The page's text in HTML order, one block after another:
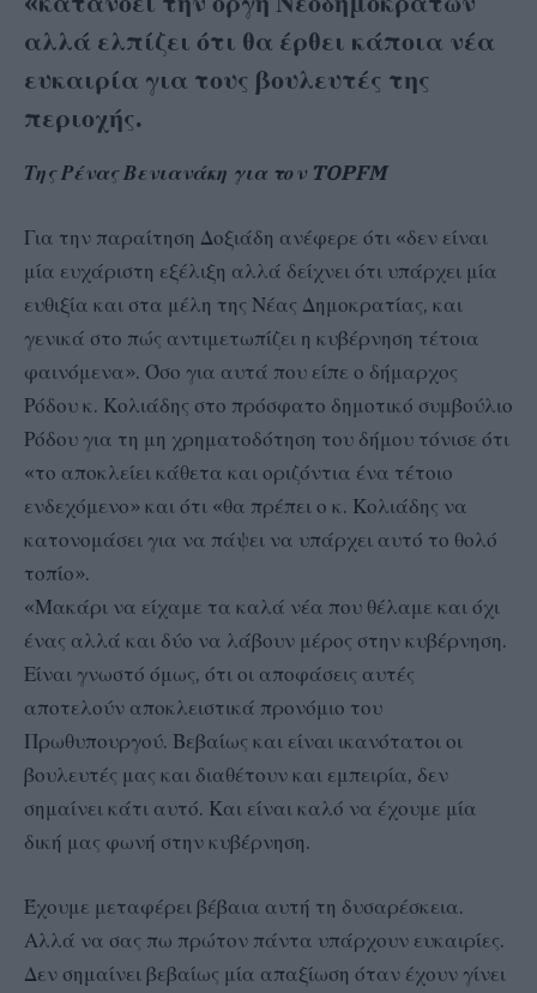
αλλά ελπίζει ότι θα έρθει κάποια νέα
ευκαιρία για τους βουλευτές της
περιοχής.
Της Ρένας Βενιανάκη για τον TOPFM
Για την παραίτηση Δοξιάδη ανέφερε ότι «δεν είναι
μία ευχάριστη εξέλιξη αλλά δείχνει ότι υπάρχει μία
ευθιξία και στα μέλη της Νέας Δημοκρατίας, και
γενικά στο πώς αντιμετωπίζει η κυβέρνηση τέτοια
φαινόμενα». Όσο για αυτά που είπε ο δήμαρχος
Ρόδου κ. Κολιάδης στο πρόσφατο δημοτικό συμβούλιο
Ρόδου για τη μη χρηματοδότηση του δήμου τόνισε ότι
«το αποκλείει κάθετα και οριζόντια ένα τέτοιο
ενδεχόμενο» και ότι «θα πρέπει ο κ. Κολιάδης να
κατονομάσει για να πάψει να υπάρχει αυτό το θολό
τοπίο».
«Μακάρι να είχαμε τα καλά νέα που θέλαμε και όχι
ένας αλλά και δύο να λάβουν μέρος στην κυβέρνηση.
Είναι γνωστό όμως, ότι οι αποφάσεις αυτές
αποτελούν αποκλειστικά προνόμιο του
Πρωθυπουργού. Βεβαίως και είναι ικανότατοι οι
βουλευτές μας και διαθέτουν και εμπειρία, δεν
σημαίνει κάτι αυτό. Και είναι καλό να έχουμε μία
δική μας φωνή στην κυβέρνηση.
Έχουμε μεταφέρει βέβαια αυτή τη δυσαρέσκεια.
Αλλά να σας πω πρώτον πάντα υπάρχουν ευκαιρίες.
Δεν σημαίνει βεβαίως μία απαξίωση όταν έχουν γίνει